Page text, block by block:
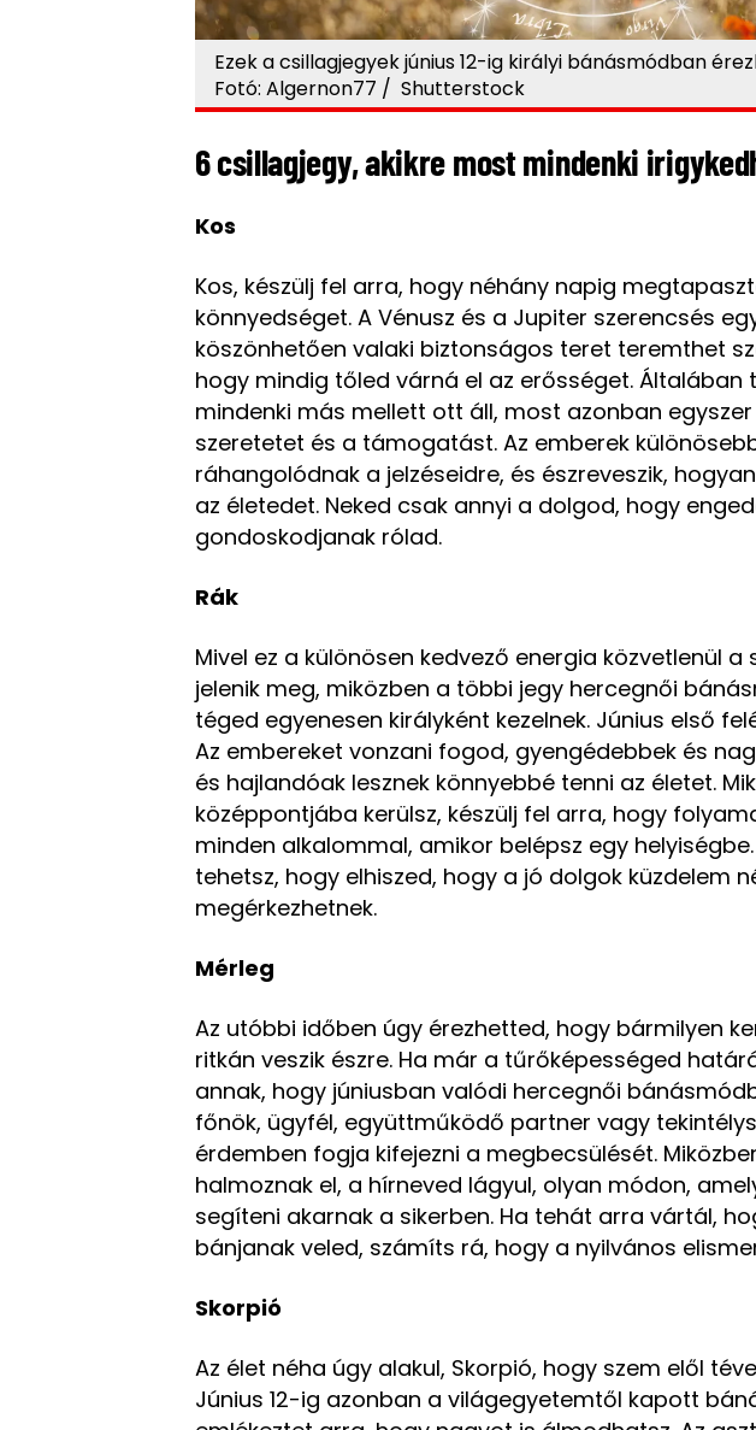
Ezek a csillagjegyek június 12-ig királyi bánásmódban
Fotó: Algernon77 / Shutterstock
6 csillagjegy, akikre most mindenki
Kos
Kos, készülj fel arra, hogy néhány napig
könnyedséget. A Vénusz és a Jupiter szerencsés
köszönhetően valaki biztonságos teret teremthet
hogy mindig tőled várná el az erősséget. Általában
mindenki más mellett ott áll, most azonban
szeretetet és a támogatást. Az emberek
ráhangolódnak a jelzéseidre, és észreveszik,
az életedet. Neked csak annyi a dolgod, hogy
gondoskodjanak rólad.
Rák
Mivel ez a különösen kedvező energia közvetlenül
jelenik meg, miközben a többi jegy hercegnői
téged egyenesen királyként kezelnek. Június első
Az embereket vonzani fogod, gyengédebbek és
és hajlandóak lesznek könnyebbé tenni az életet.
középpontjába kerülsz, készülj fel arra, hogy
minden alkalommal, amikor belépsz egy
tehetsz, hogy elhiszed, hogy a jó dolgok küzdelem
megérkezhetnek.
Mérleg
Az utóbbi időben úgy érezhetted, hogy bármilyen
ritkán veszik észre. Ha már a tűrőképességed
annak, hogy júniusban valódi hercegnői
főnök, ügyfél, együttműködő partner vagy
érdemben fogja kifejezni a megbecsülését.
halmoznak el, a hírneved lágyul, olyan módon,
segíteni akarnak a sikerben. Ha tehát arra vártál,
bánjanak veled, számíts rá, hogy a nyilvános
Skorpió
Az élet néha úgy alakul, Skorpió, hogy szem elől
Június 12-ig azonban a világegyetemtől kapott